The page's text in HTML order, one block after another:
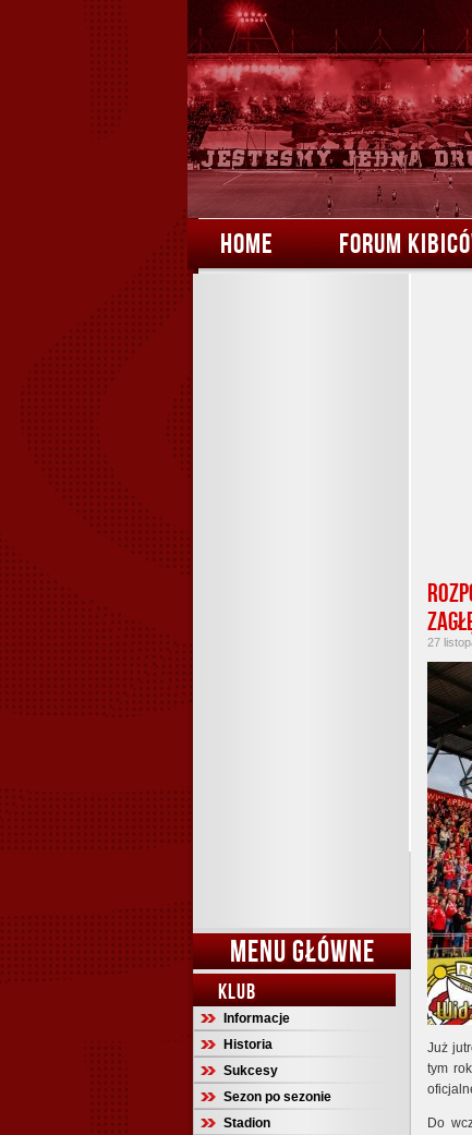
HOME FORUM
MENU GŁÓWNE
KLUB
Informacje
Historia
Sukcesy
Sezon po sezonie
Stadion
27
Już
tym
Do